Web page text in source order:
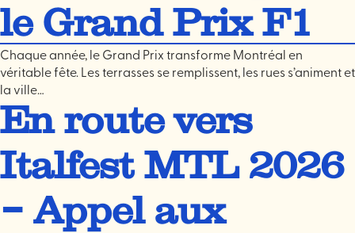
le Grand Prix F1
Chaque année, le Grand Prix transforme Montréal en
véritable fête. Les terrasses se remplissent, les rues s’animent et
la ville…
En route vers
Italfest MTL 2026
– Appel aux